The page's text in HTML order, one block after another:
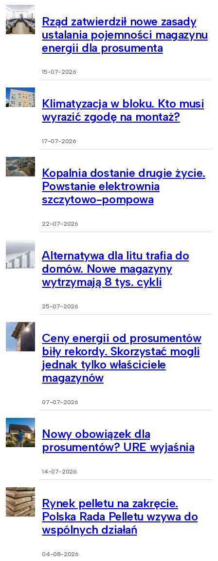
Rząd zatwierdził nowe zasady
ustalania pojemności magazynu
energii dla prosumenta
15-07-2026
Klimatyzacja w bloku. Kto musi
wyrazić zgodę na montaż?
17-07-2026
Kopalnia dostanie drugie życie.
Powstanie elektrownia
szczytowo-pompowa
22-07-2026
Alternatywa dla litu trafia do
domów. Nowe magazyny
wytrzymają 8 tys. cykli
25-07-2026
Ceny energii od prosumentów
biły rekordy. Skorzystać mogli
jednak tylko właściciele
magazynów
07-07-2026
Nowy obowiązek dla
prosumentów? URE wyjaśnia
14-07-2026
Rynek pelletu na zakręcie.
Polska Rada Pelletu wzywa do
wspólnych działań
04-08-2026